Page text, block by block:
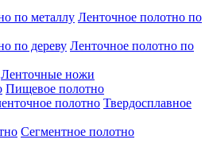
Ленточное полотно по
Ленточное полотно по
Ленточные ножи
Пищевое полотно
Твердосплавное
Сегментное полотно